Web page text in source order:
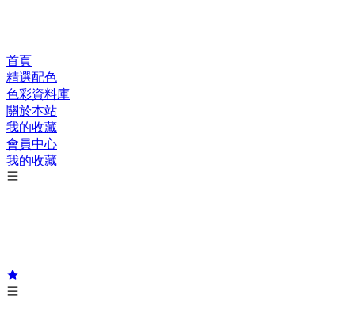
首頁
精選配色
色彩資料庫
關於本站
我的收藏
會員中心
我的收藏